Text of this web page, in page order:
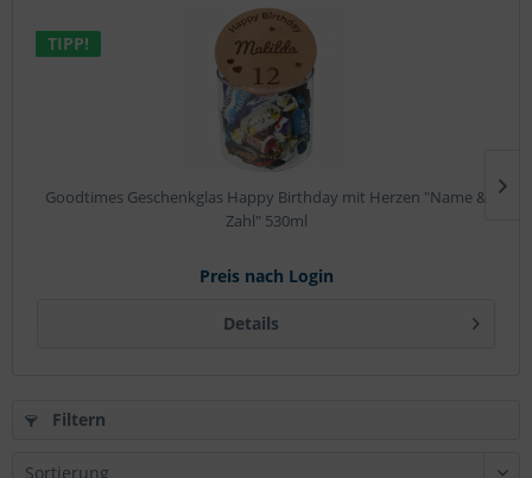
TIPP!
Goodtimes Geschenkglas Happy Birthday mit Herzen "Name &
Zahl" 530ml
Preis nach Login
Details
Filtern